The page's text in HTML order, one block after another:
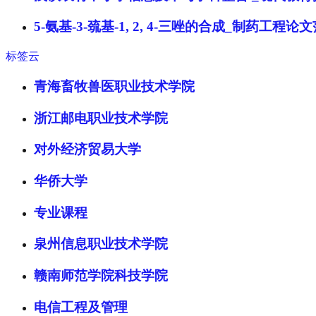
5-氨基-3-巯基-1, 2, 4-三唑的合成_制药工程论文
标签云
青海畜牧兽医职业技术学院
浙江邮电职业技术学院
对外经济贸易大学
华侨大学
专业课程
泉州信息职业技术学院
赣南师范学院科技学院
电信工程及管理